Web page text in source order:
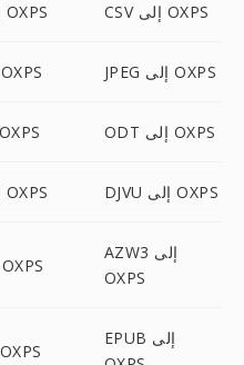
DOC إلى OXPS CSV إلى OXPS
TXT إلى OXPS JPEG إلى OXPS
XLS إلى OXPS ODT إلى OXPS
ODP إلى OXPS DJVU إلى OXPS
PPT إلى OXPS
AZW3 إلى
OXPS
EPS إلى OXPS
EPUB إلى